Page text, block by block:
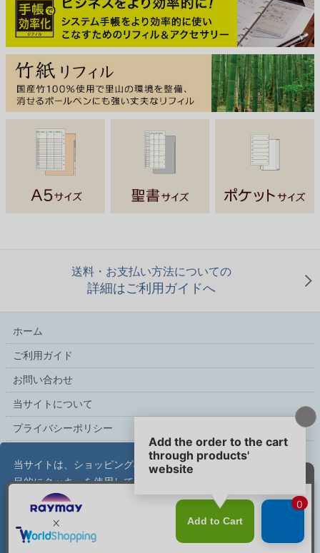
当サイトは、ショッピング機能および利便性の向上を
目的にクッキーを使用しています。サイトの利用を続
ける場合、クッキーに関するポリシーを受け入れたも
のと見なされます。
送料・お支払い方法についての
詳細はご利用ガイドへ
ホーム
ご利用ガイド
お問い合わせ
当サイトについて
プライバシーポリシー
こだわり文具の専門店【文具スタイル】レイメイストア